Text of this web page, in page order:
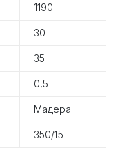
1190
30
35
0,5
Мадера
350/15